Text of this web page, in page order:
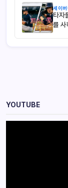
세이버
타자
를 사
YOUTUBE